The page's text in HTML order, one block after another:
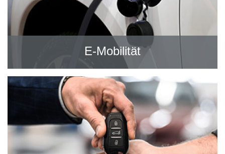
E-Mobilität